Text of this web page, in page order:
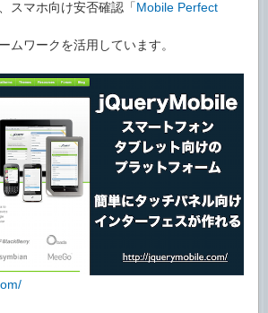
スマホ向け安否確認「Mobile Perfect
ムワークを活用しています。